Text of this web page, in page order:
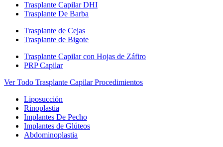
Trasplante Capilar DHI
Trasplante De Barba
Trasplante de Cejas
Trasplante de Bigote
Trasplante Capilar con Hojas de Záfiro
PRP Capilar
Ver Todo Trasplante Capilar Procedimientos
Liposucción
Rinoplastia
Implantes De Pecho
Implantes de Glúteos
Abdominoplastia